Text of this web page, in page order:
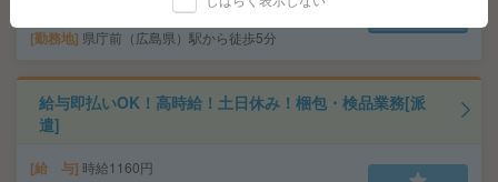
交通費支給（規定あり）
勤務地 県庁前（広島県）駅から徒歩5分
給与即払いOK！高時給！土日休み！梱包・検品業務[派
遣]
給 与 時給1160円